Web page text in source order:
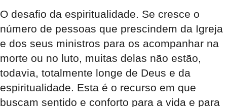
O desafio da espiritualidade. Se cresce o
número de pessoas que prescindem da Igreja
e dos seus ministros para os acompanhar na
morte ou no luto, muitas delas não estão,
todavia, totalmente longe de Deus e da
espiritualidade. Esta é o recurso em que
buscam sentido e conforto para a vida e para